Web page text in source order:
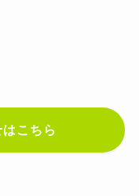
こちら